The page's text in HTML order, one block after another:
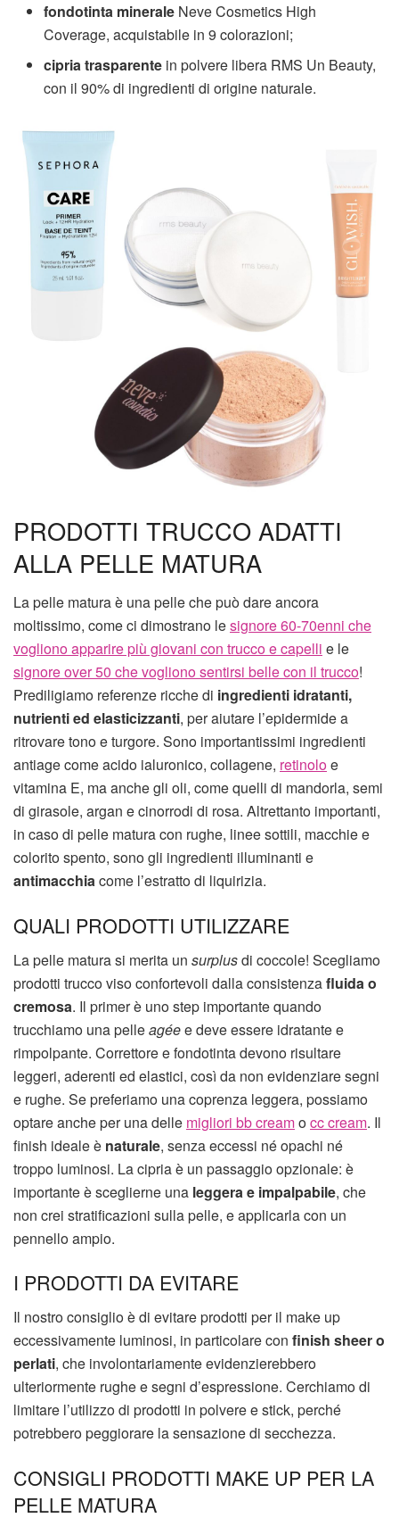
fondotinta minerale Neve Cosmetics High
Coverage, acquistabile in 9 colorazioni;
cipria trasparente in polvere libera RMS Un Beauty,
con il 90% di ingredienti di origine naturale.
PRODOTTI TRUCCO ADATTI
ALLA PELLE MATURA
La pelle matura è una pelle che può dare ancora
moltissimo, come ci dimostrano lesignore 60-70enni che
vogliono apparire più giovani con trucco e capelli e le
signore over 50 che vogliono sentirsi belle con il trucco!
Prediligiamo referenze ricche di ingredienti idratanti,
nutrienti ed elasticizzanti, per aiutare l’epidermide a
ritrovare tono e turgore. Sono importantissimi ingredienti
antiage come acido ialuronico, collagene, retinoloe
vitamina E, ma anche gli oli, come quelli di mandorla, semi
di girasole, argan e cinorrodi di rosa. Altrettanto importanti,
in caso di pelle matura con rughe, linee sottili, macchie e
colorito spento, sono gli ingredienti illuminanti e
antimacchiacome l’estratto di liquirizia.
QUALI PRODOTTI UTILIZZARE
La pelle matura si merita un surplusdi coccole! Scegliamo
prodotti trucco viso confortevoli dalla consistenzafluida o
cremosa. Il primer è uno step importante quando
trucchiamo una pelleagéee deve essere idratante e
rimpolpante. Correttore e fondotinta devono risultare
leggeri, aderenti ed elastici, così da non evidenziare segni
e rughe. Se preferiamo una coprenza leggera, possiamo
optare anche per una delle migliori bb creamocc cream. Il
finish ideale è naturale, senza eccessi né opachi né
troppo luminosi. La cipria è un passaggio opzionale: è
importante è sceglierne una leggera e impalpabile, che
non crei stratificazioni sulla pelle, e applicarla con un
pennello ampio.
I PRODOTTI DA EVITARE
Il nostro consiglio è di evitare prodotti per il make up
eccessivamente luminosi, in particolare con finish sheer o
perlati, che involontariamente evidenzierebbero
ulteriormente rughe e segni d’espressione. Cerchiamo di
limitare l’utilizzo di prodotti in polvere e stick, perché
potrebbero peggiorare la sensazione di secchezza.
CONSIGLI PRODOTTI MAKE UP PER LA
PELLE MATURA